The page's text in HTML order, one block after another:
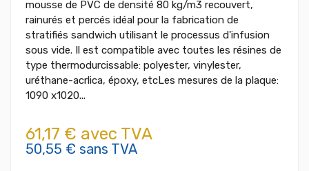
mousse de PVC de densité 80 kg/m3 recouvert,
rainurés et percés idéal pour la fabrication de
stratifiés sandwich utilisant le processus d'infusion
sous vide. Il est compatible avec toutes les résines de
type thermodurcissable: polyester, vinylester,
uréthane-acrlica, époxy, etcLes mesures de la plaque:
1090 x1020...
61,17 € avec TVA
50,55 € sans TVA